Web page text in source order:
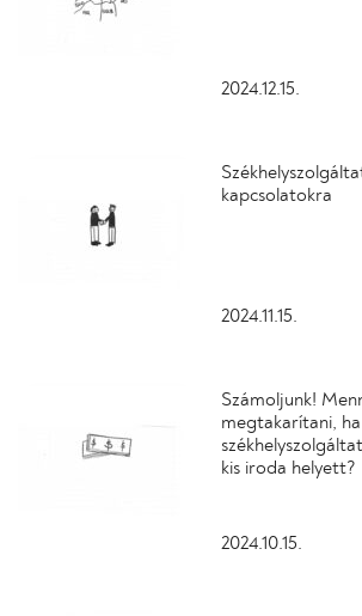
2024.12.15.
kapcsolatokra
2024.11.15.
Számoljunk!
megtakarítani, ha
kis iroda helyett?
2024.10.15.